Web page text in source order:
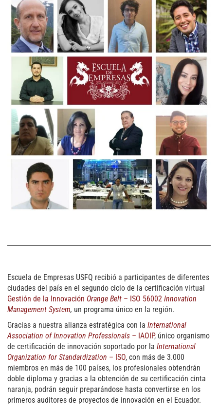
Escuela de Empresas USFQ recibió a participantes de diferentes
ciudades del país en el segundo ciclo de la certificación virtual
Gestión de la Innovación Orange Belt – ISO 56002 Innovation
Management System, un programa único en la región.
Gracias a nuestra alianza estratégica con la International
Association of Innovation Professionals – IAOIP, único organismo
de certificación de innovación soportado por la International
Organization for Standardization – ISO, con más de 3.000
miembros en más de 100 países, los profesionales obtendrán
doble diploma y gracias a la obtención de su certificación cinta
naranja, podrán seguir preparándose hasta convertirse en los
primeros auditores de proyectos de innovación en el Ecuador.